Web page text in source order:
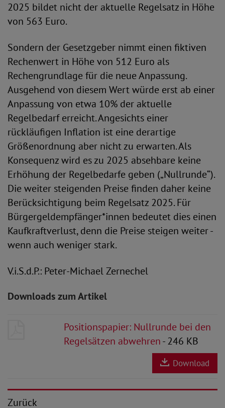
2025 bildet nicht der aktuelle Regelsatz in Höhe
von 563 Euro.
Sondern der Gesetzgeber nimmt einen fiktiven
Rechenwert in Höhe von 512 Euro als
Rechengrundlage für die neue Anpassung.
Ausgehend von diesem Wert würde erst ab einer
Anpassung von etwa 10% der aktuelle
Regelbedarf erreicht. Angesichts einer
rückläufigen Inflation ist eine derartige
Größenordnung aber nicht zu erwarten. Als
Konsequenz wird es zu 2025 absehbare keine
Erhöhung der Regelbedarfe geben („Nullrunde“).
Die weiter steigenden Preise finden daher keine
Berücksichtigung beim Regelsatz 2025. Für
Bürgergeldempfänger*innen bedeutet dies einen
Kaufkraftverlust, denn die Preise steigen weiter -
wenn auch weniger stark.
V.i.S.d.P.: Peter-Michael Zernechel
Downloads zum Artikel
Positionspapier: Nullrunde bei den
Regelsätzen abwehren- 246 KB
Download
Zurück